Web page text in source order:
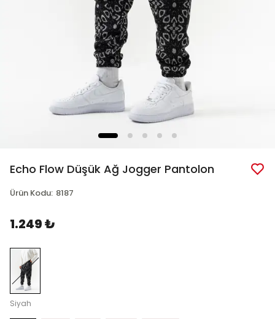
Echo Flow Düşük Ağ Jogger Pantolon
Ürün Kodu: 8187
1.249 ₺
Siyah